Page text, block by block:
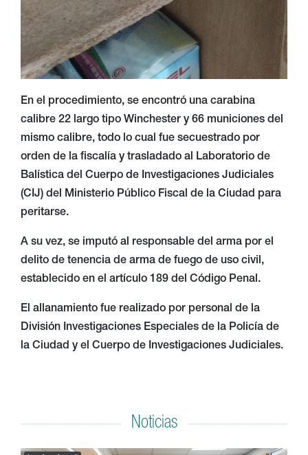
En el procedimiento, se encontró una carabina
calibre 22 largo tipo Winchester y 66 municiones del
mismo calibre, todo lo cual fue secuestrado por
orden de la fiscalía y trasladado al Laboratorio de
Balística del Cuerpo de Investigaciones Judiciales
(CIJ) del Ministerio Público Fiscal de la Ciudad para
peritarse.
A su vez, se imputó al responsable del arma por el
delito de tenencia de arma de fuego de uso civil,
establecido en el artículo 189 del Código Penal.
El allanamiento fue realizado por personal de la
División Investigaciones Especiales de la Policía de
la Ciudad y el Cuerpo de Investigaciones Judiciales.
Noticias